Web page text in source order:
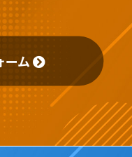
ーム